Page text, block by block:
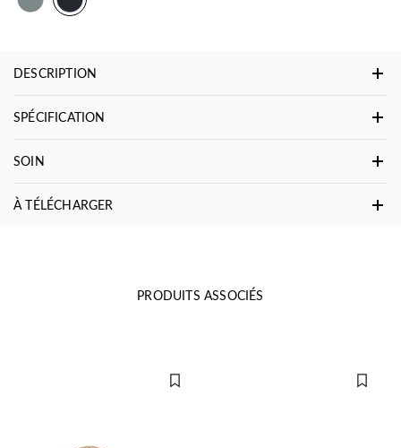
DESCRIPTION
SPÉCIFICATION
SOIN
À TÉLÉCHARGER
PRODUITS ASSOCIÉS